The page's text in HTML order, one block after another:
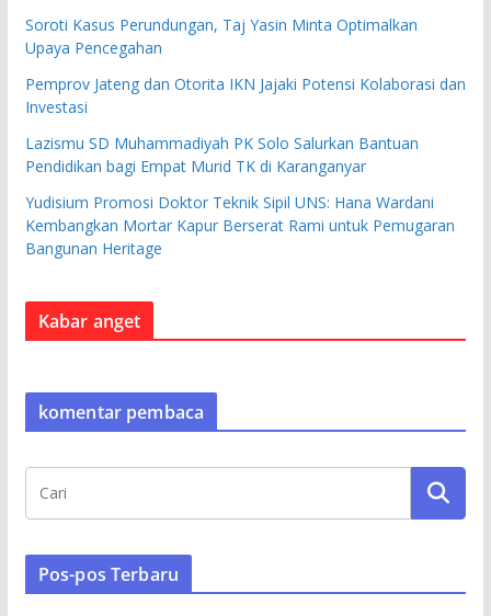
Soroti Kasus Perundungan, Taj Yasin Minta Optimalkan
Upaya Pencegahan
Pemprov Jateng dan Otorita IKN Jajaki Potensi Kolaborasi dan
Investasi
Lazismu SD Muhammadiyah PK Solo Salurkan Bantuan
Pendidikan bagi Empat Murid TK di Karanganyar
Yudisium Promosi Doktor Teknik Sipil UNS: Hana Wardani
Kembangkan Mortar Kapur Berserat Rami untuk Pemugaran
Bangunan Heritage
Kabar anget
komentar pembaca
Pos-pos Terbaru